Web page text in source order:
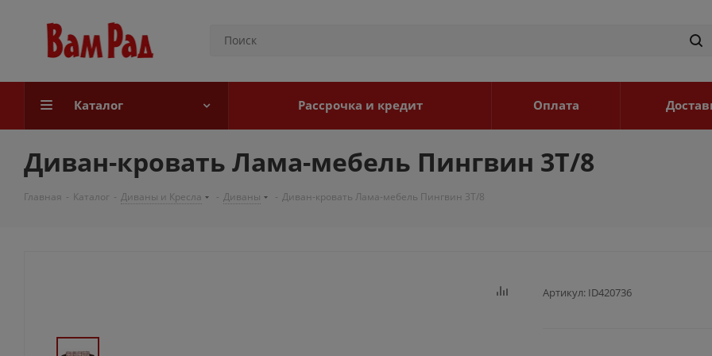
Каталог Рассрочка и кредит Оплата
Диван-кровать Лама-мебель Пингвин 3Т/8
Главная - Каталог - Диваны и Кресла - Диваны - Диван-кровать Лама-мебель Пингвин 3Т/8
Артикул: ID420736